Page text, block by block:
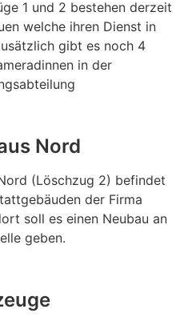
1 und 2 bestehen derzeit
welche ihren Dienst in
gibt es noch 4
in der
Nord
(Löschzug 2) befindet
der Firma
soll es einen Neubau an
geben.